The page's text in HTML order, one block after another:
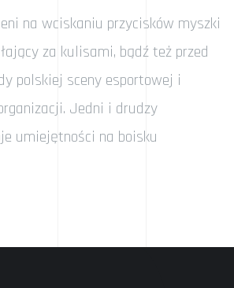
na wciskaniu przycisków myszki
za kulisami, bądź też przed
polskiej sceny esportowej i
Jedni i drudzy
umiejętności na boisku